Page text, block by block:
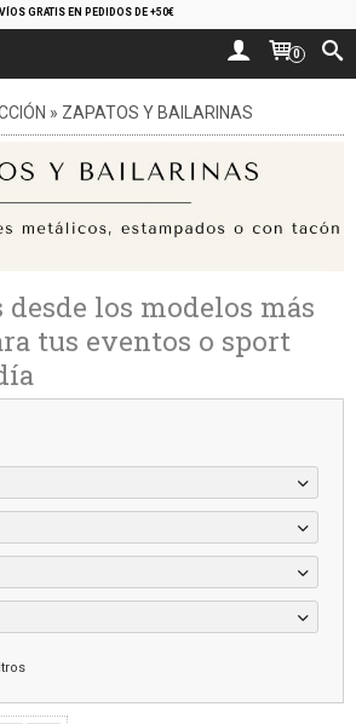
GRATIS EN PEDIDOS DE +50€
0
» ZAPATOS Y BAILARINAS
desde los modelos más
tus eventos o sport